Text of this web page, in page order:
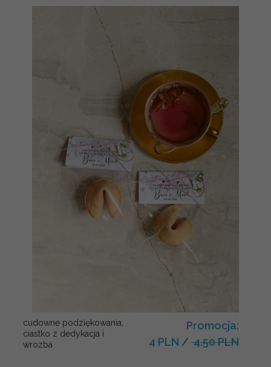
cudowne podziękowania,
ciastko z dedykacja i
wrozba
Promocja:
4 PLN / 4.50 PLN